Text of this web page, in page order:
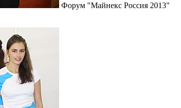
Форум "Майнекс Россия 2013"